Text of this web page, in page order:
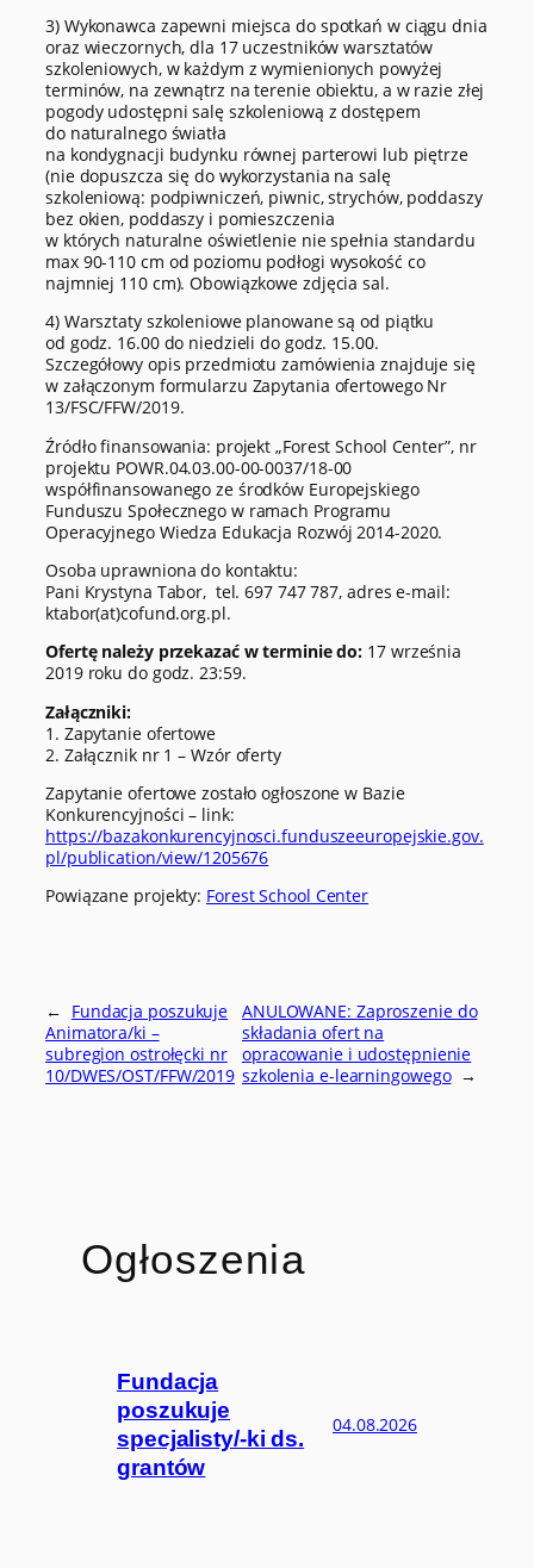
3) Wykonawca zapewni miejsca do spotkań w ciągu dnia
oraz wieczornych, dla 17 uczestników warsztatów
szkoleniowych, w każdym z wymienionych powyżej
terminów, na zewnątrz na terenie obiektu, a w razie złej
pogody udostępni salę szkoleniową z dostępem
do naturalnego światła
na kondygnacji budynku równej parterowi lub piętrze
(nie dopuszcza się do wykorzystania na salę
szkoleniową: podpiwniczeń, piwnic, strychów, poddaszy
bez okien, poddaszy i pomieszczenia
w których naturalne oświetlenie nie spełnia standardu
max 90-110 cm od poziomu podłogi wysokość co
najmniej 110 cm). Obowiązkowe zdjęcia sal.
4) Warsztaty szkoleniowe planowane są od piątku
od godz. 16.00 do niedzieli do godz. 15.00.
Szczegółowy opis przedmiotu zamówienia znajduje się
w załączonym formularzu Zapytania ofertowego Nr
13/FSC/FFW/2019.
Źródło finansowania: projekt „Forest School Center”, nr
projektu POWR.04.03.00-00-0037/18-00
współfinansowanego ze środków Europejskiego
Funduszu Społecznego w ramach Programu
Operacyjnego Wiedza Edukacja Rozwój 2014-2020.
Osoba uprawniona do kontaktu:
Pani Krystyna Tabor, tel. 697 747 787, adres e-mail:
ktabor(at)cofund.org.pl.
Ofertę należy przekazać w terminie do: 17 września
2019 roku do godz. 23:59.
Załączniki:
1. Zapytanie ofertowe
2. Załącznik nr 1 – Wzór oferty
Zapytanie ofertowe zostało ogłoszone w Bazie
Konkurencyjności – link:
https://bazakonkurencyjnosci.funduszeeuropejskie.gov.
pl/publication/view/1205676
Powiązane projekty: Forest School Center
← Fundacja poszukuje
Animatora/ki –
subregion ostrołęcki nr
10/DWES/OST/FFW/2019
ANULOWANE: Zaproszenie do
składania ofert na
opracowanie i udostępnienie
szkolenia e-learningowego →
Ogłoszenia
Fundacja
poszukuje
specjalisty/-ki ds.
grantów
04.08.2026